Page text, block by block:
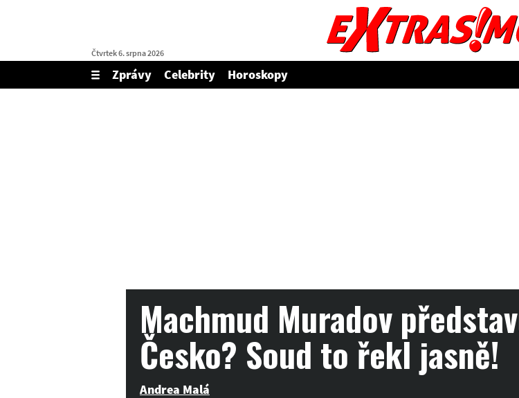
Čtvrtek 6. srpna 2026
Zobrazit/skrýt
menu
Zprávy Celebrity
Horoskopy
Machmud Muradov
Česko? Soud to řekl jasně!
Andrea Malá